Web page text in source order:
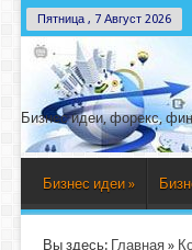
Пятница , 7 Август 2026
Бизнес идеи, форекс,
Бизнес идеи »
Вы здесь: Главная»